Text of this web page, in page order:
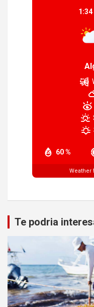
1:34
60 %
Weather
Te podria